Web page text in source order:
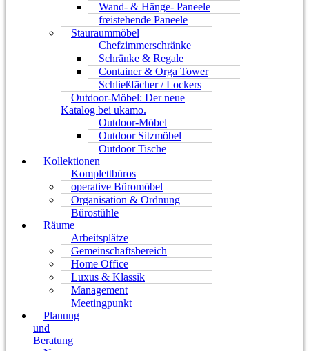
Wand- & Hänge- Paneele
freistehende Paneele
Stauraummöbel
Chefzimmerschränke
Schränke & Regale
Container & Orga Tower
Schließfächer / Lockers
Outdoor-Möbel: Der neue
Katalog bei ukamo.
Outdoor-Möbel
Outdoor Sitzmöbel
Outdoor Tische
Kollektionen
Komplettbüros
operative Büromöbel
Organisation & Ordnung
Bürostühle
Räume
Arbeitsplätze
Gemeinschaftsbereich
Home Office
Luxus & Klassik
Management
Meetingpunkt
Planung
und
Beratung